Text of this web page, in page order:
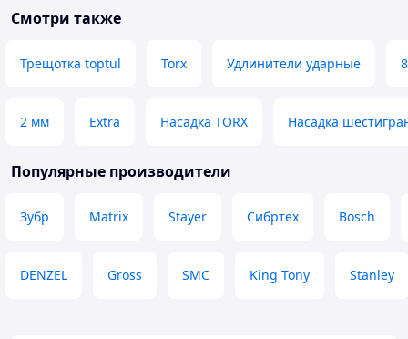
Смотри также
Трещотка toptul Torx Удлинители ударные
2 мм Extra Насадка TORX Насадка
Популярные производители
Зубр Matrix Stayer Сибртех Bosch
DENZEL Gross SMC King Tony Stanley